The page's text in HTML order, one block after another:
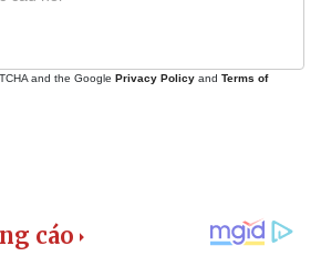
and the Google Privacy Policy and Terms of